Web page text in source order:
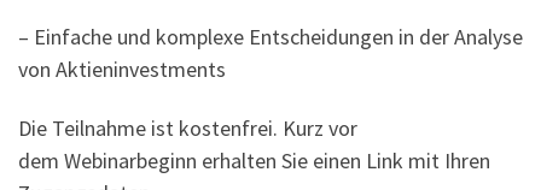
– Einfache und komplexe Entscheidungen in der Analyse
von Aktieninvestments
Die Teilnahme ist kostenfrei. Kurz vor
dem Webinarbeginn erhalten Sie einen Link mit Ihren